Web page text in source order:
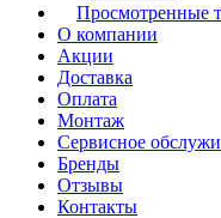
Просмотренные
О компании
Акции
Доставка
Оплата
Монтаж
Сервисное
Бренды
Отзывы
Контакты